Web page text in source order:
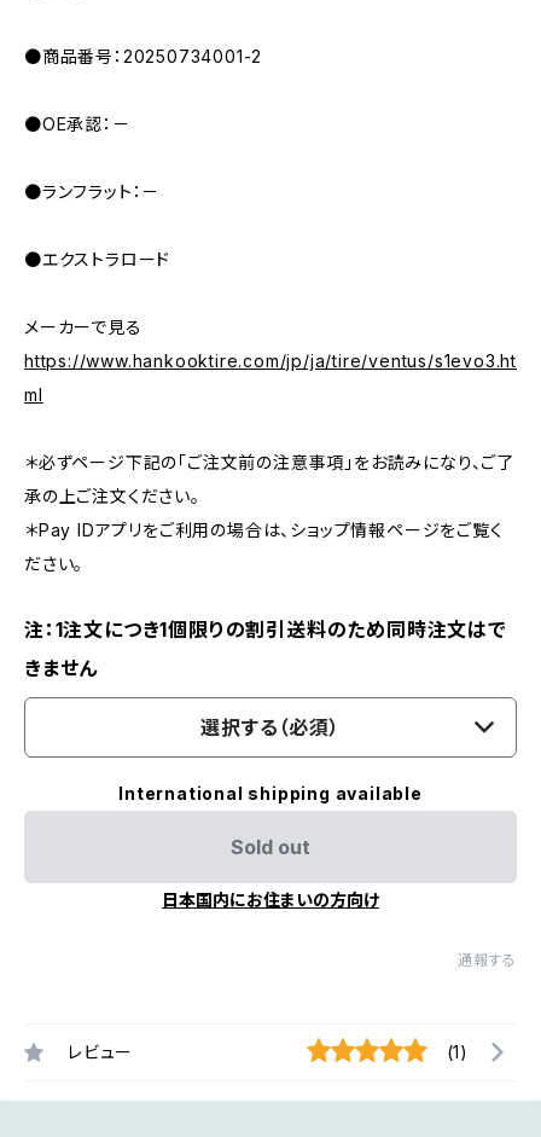
●商品番号：20250734001-2
●OE承認：－
●ランフラット：－
●エクストラロード
メーカーで見る
https://www.hankooktire.com/jp/ja/tire/ventus/s1evo3.ht
ml
＊必ずページ下記の「ご注文前の注意事項」をお読みになり、ご了
承の上ご注文ください。
＊Pay IDアプリをご利用の場合は、ショップ情報ページをご覧く
ださい。
注：1注文につき1個限りの割引送料のため同時注文はで
きません
選択する（必須）
International shipping available
Sold out
日本国内にお住まいの方向け
通報する
レビュー (1)